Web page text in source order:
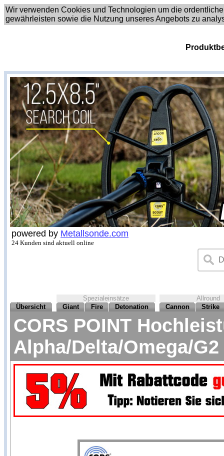
Wir verwenden Cookies und Technologien um die
gewährleisten sowie die Nutzung unseres Angebots zu
powered by Metallsonde.com
24 Kunden sind aktuell online
Spezialeinsätze
Allround
Übersicht
Giant Fire Detonation Cannon Strike
CORS POINT
Alpha/Delta/Omega/